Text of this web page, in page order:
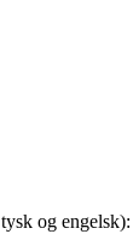
og engelsk):